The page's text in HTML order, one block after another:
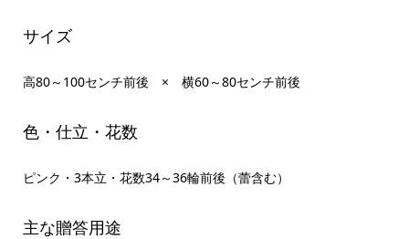
サイズ
高80～100センチ前後 × 横60～80センチ前後
色・仕立・花数
ピンク・3本立・花数34～36輪前後（蕾含む）
主な贈答用途